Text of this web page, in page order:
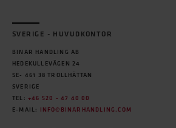
SVERIGE - HUVUDKONTOR
BINAR HANDLING AB
HEDEKULLEVÄGEN 24
SE- 461 38 TROLLHÄTTAN
SVERIGE
TEL: +46 520 - 47 40 00
E-MAIL:
INFO@BINARHANDLING.COM